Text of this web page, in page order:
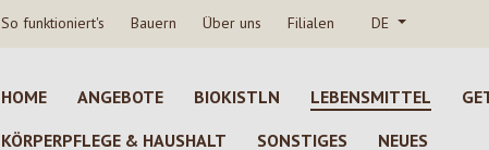
So funktioniert's Bauern Über uns Filialen DE
HOME ANGEBOTE BIOKISTLN LEBENSMITTEL
KÖRPERPFLEGE & HAUSHALT
SONSTIGES NEUES